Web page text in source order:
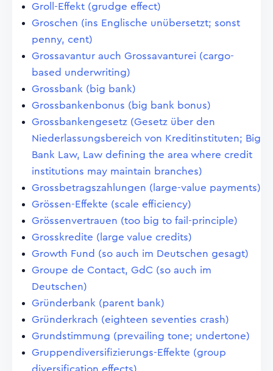
Groll-Effekt (grudge effect)
Groschen (ins Englische unübersetzt; sonst
penny, cent)
Grossavantur auch Grossavanturei (cargo-
based underwriting)
Grossbank (big bank)
Grossbankenbonus (big bank bonus)
Grossbankengesetz (Gesetz über den
Niederlassungsbereich von Kreditinstituten; Big
Bank Law, Law defining the area where credit
institutions may maintain branches)
Grossbetragszahlungen (large-value payments)
Grössen-Effekte (scale efficiency)
Grössenvertrauen (too big to fail-principle)
Grosskredite (large value credits)
Growth Fund (so auch im Deutschen gesagt)
Groupe de Contact, GdC (so auch im
Deutschen)
Gründerbank (parent bank)
Gründerkrach (eighteen seventies crash)
Grundstimmung (prevailing tone; undertone)
Gruppendiversifizierungs-Effekte (group
diversification effects)